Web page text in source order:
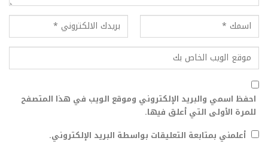
احفظ اسمي والبريد الإلكتروني وموقع الويب في هذا المتصفح
للمرة الأولى التي أعلق فيها.
أعلمني بمتابعة التعليقات بواسطة البريد الإلكتروني.